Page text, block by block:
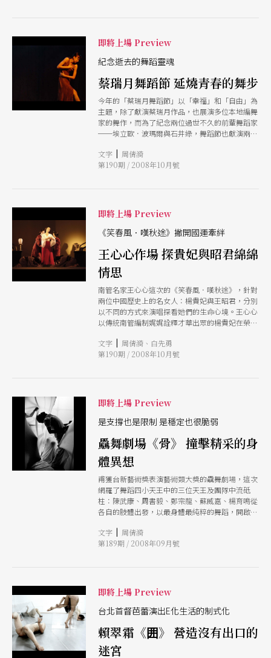
即將上場 Preview
紀念逝去的舞蹈靈魂
蔡瑞月舞蹈節 延燒青春的舞步
今年的「蔡瑞月舞蹈節」以「幸福」和「自由」為
主題，除了獻演蔡瑞月作品，也展演多位本地編舞
家的舞作，而為了紀念兩位過世不久的前輩舞蹈家
──埃立歐．波瑪爾與石井綠，舞蹈節也獻演兩人
文字 | 周倩漪
第190期 / 2008年10月號
即將上場 Preview
《笑春風．嘆秋途》撇開國運牽絆
王心心作場 探貴妃與昭君綿綿
情思
南管名家王心心這次的《笑春風．嘆秋途》，針對
兩位中國歷史上的名女人：楊貴妃與王昭君，分別
以不同的方式來演唱探看她們的生命心境。王心心
以傳統南管編制娓娓詮釋才華出眾的楊貴妃在榮寵
另以吳素君的編舞與服裝，搭配南管演唱，婉轉道
出昭君遠嫁異鄉的心情故事。
文字 | 周倩漪、白先勇
第190期 / 2008年10月號
即將上場 Preview
是支撐也是限制 是穩定也很脆弱
驫舞劇場《骨》 撞擊精采的身
體異想
甫獲台新藝術獎表演藝術類大獎的驫舞劇場，這次
網羅了舞蹈四小天王中的三位天王及團隊中流砥
柱：陳武康、周書毅、鄭宗龍、蘇威嘉、楊育鳴從
各自的肢體出發，以最身體最純粹的舞蹈，開啟
文字 | 周倩漪
第189期 / 2008年09月號
即將上場 Preview
台北首督芭蕾演出E化生活的制式化
賴翠霜《囲》 營造沒有出口的
迷宮